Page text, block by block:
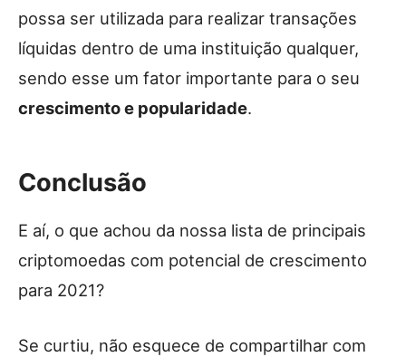
possa ser utilizada para realizar transações
líquidas dentro de uma instituição qualquer,
sendo esse um fator importante para o seu
crescimento e popularidade.
Conclusão
E aí, o que achou da nossa lista de principais
criptomoedas com potencial de crescimento
para 2021?
Se curtiu, não esquece de compartilhar com